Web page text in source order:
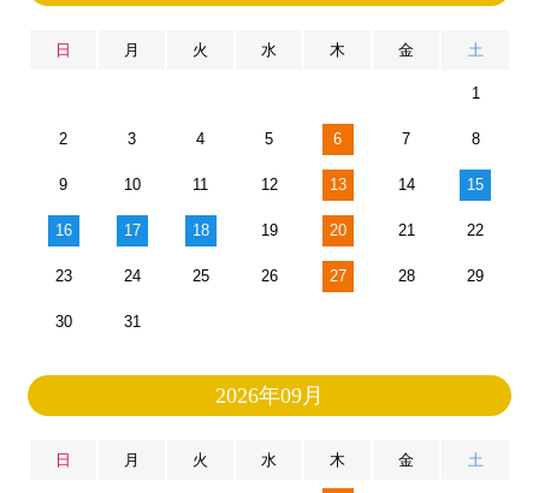
日 月 火 水 木 金 土
1
2 3 4 5 6 7 8
9 10 11 12 13 14 15
16 17 18 19 20 21 22
23 24 25 26 27 28 29
30 31
2026年09月
日 月 火 水 木 金 土